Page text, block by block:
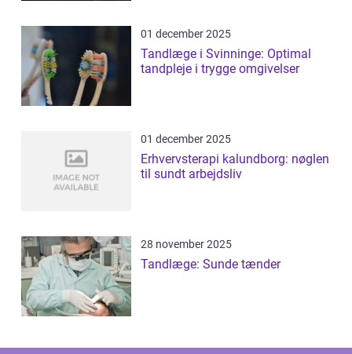
01 december 2025
Tandlæge i Svinninge: Optimal
tandpleje i trygge omgivelser
01 december 2025
Erhvervsterapi kalundborg: nøglen
til sundt arbejdsliv
28 november 2025
Tandlæge: Sunde tænder